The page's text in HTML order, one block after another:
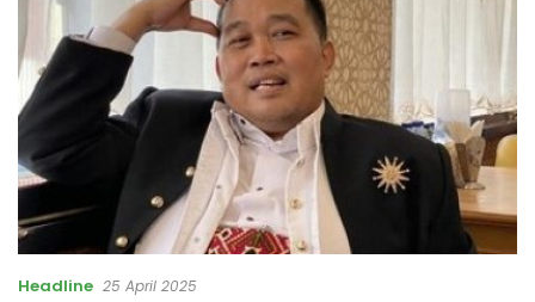
Headline 25 April 2025